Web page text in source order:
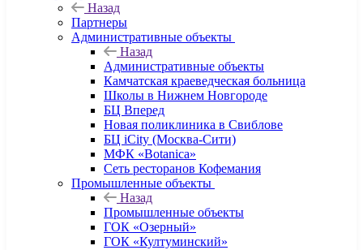
Назад
Партнеры
Административные объекты
Назад
Административные объекты
Камчатская краеведческая больница
Школы в Нижнем Новгороде
БЦ Вперед
Новая поликлиника в Свиблове
БЦ iCity (Москва-Сити)
МФК «Botanica»
Сеть ресторанов Кофемания
Промышленные объекты
Назад
Промышленные объекты
ГОК «Озерный»
ГОК «Култуминский»